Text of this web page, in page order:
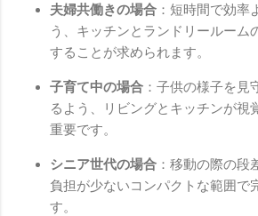
夫婦共働きの場合 ：短時間で効率
う、キッチンとランドリールーム
することが求められます。
子育て中の場合 ：子供の様子を見
るよう、リビングとキッチンが視
重要です。
シニア世代の場合 ：移動の際の段
負担が少ないコンパクトな範囲で
す。